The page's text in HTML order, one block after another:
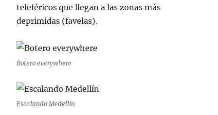
teleféricos que llegan a las zonas más
deprimidas (favelas).
Botero everywhere
Escalando Medellín